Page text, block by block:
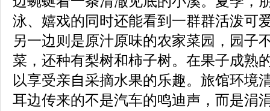
泳、嬉戏的同时还能看到一群群活泼可
另一边则是原汁原味的农家菜园，园子
菜，还种有梨树和柿子树。在果子成熟
以享受亲自采摘水果的乐趣。旅馆环境
耳边传来的不是汽车的鸣迪声，而是涓